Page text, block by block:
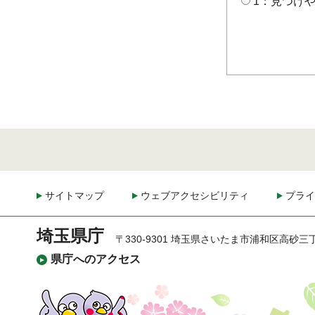
サイトマップ ウェブアクセシビリティ プラ
埼玉県庁
県庁へのアクセス
〒330-9301 埼玉県さいたま市浦和区高砂三